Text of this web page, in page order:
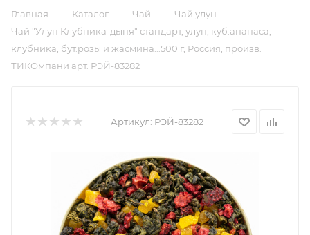
Главная — Каталог — Чай — Чай улун —
Чай "Улун Клубника-дыня" стандарт, улун, куб.ананаса,
клубника, бут.розы и жасмина...500 г, Россия, произв.
ТИКОмпани арт. РЭЙ-83282
Артикул: РЭЙ-83282